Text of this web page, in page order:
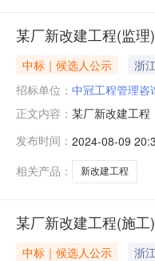
某厂新改建工程(监
中标｜候选人公示
浙
招标单位： 中冠工程管理咨
正文内容： 某厂新改建工程
基价浮动-
发布时间： 2024-08-09
相关产品：
新改建工程
某厂新改建工程(施
中标｜候选人公示
浙